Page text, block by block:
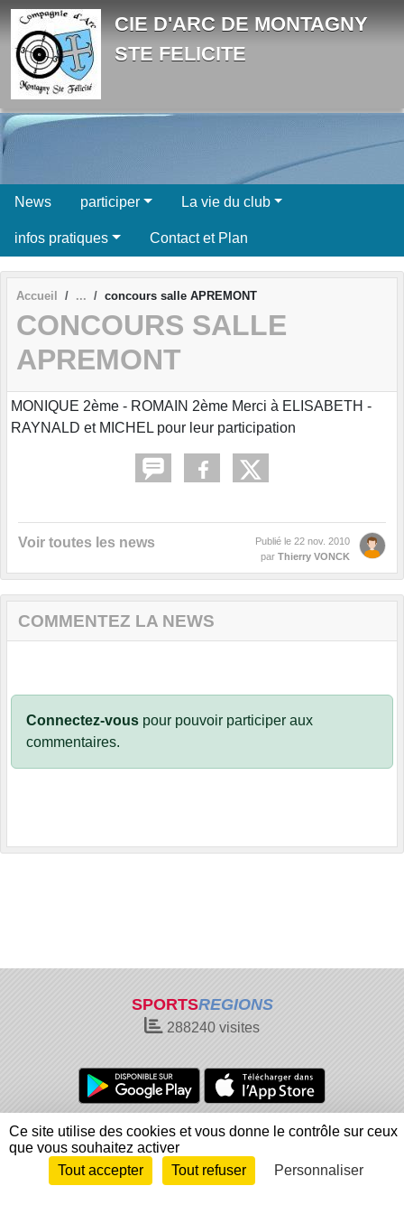
CIE D'ARC DE MONTAGNY
STE FELICITE
News participer La vie du club
infos pratiques Contact et Plan
Accueil concours salle APREMONT
CONCOURS SALLE
APREMONT
MONIQUE 2ème - ROMAIN 2ème Merci à ELISABETH -
RAYNALD et MICHEL pour leur participation
Voir toutes les news Publié le 22 nov. 2010
par Thierry VONCK
COMMENTEZ LA NEWS
Connectez-vous pour pouvoir participer aux
commentaires.
SPORTSREGIONS
288240 visites
Charte cookies
Gestion des cookies
Informations légales
Signaler un contenu inapproprié
Envie de participer ?
Connexion
Panneau de gestion des cookies
Ce site utilise des cookies et vous donne le contrôle sur ceux
que vous souhaitez activer
Tout accepter
Tout refuser Personnaliser